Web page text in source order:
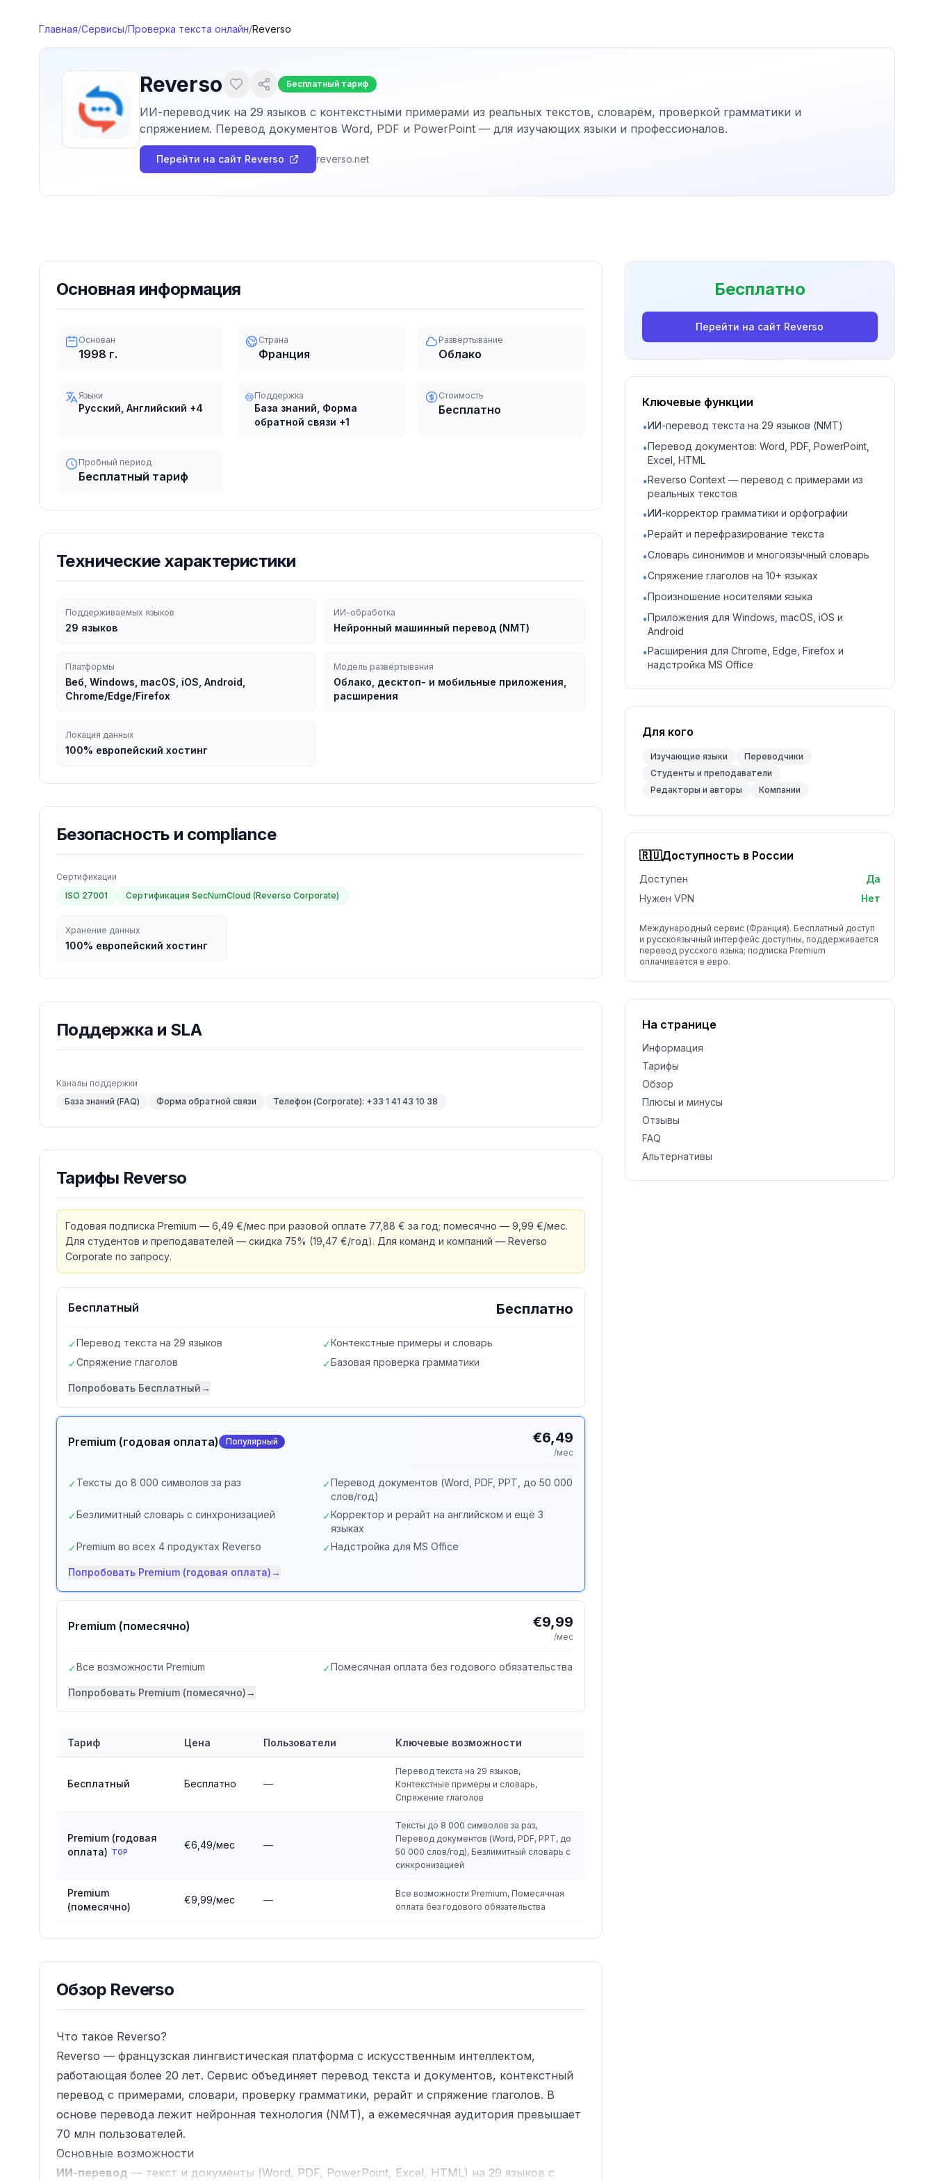
Главная/Сервисы/Проверка текста онлайн/Reverso
Reverso Бесплатный тариф
ИИ-переводчик на 29 языков с контекстными примерами из реальных текстов, словарём, проверкой грамматики и
спряжением. Перевод документов Word, PDF и PowerPoint — для изучающих языки и профессионалов.
Перейти на сайт Reverso reverso.net
Основная информация
Основан
1998 г.
Страна
Франция
Развёртывание
Облако
Языки
Русский, Английский +4
Поддержка
База знаний, Форма
обратной связи +1
Стоимость
Бесплатно
Пробный период
Бесплатный тариф
Технические характеристики
Поддерживаемых языков
29 языков
ИИ-обработка
Нейронный машинный перевод (NMT)
Платформы
Веб, Windows, macOS, iOS, Android,
Chrome/Edge/Firefox
Модель развёртывания
Облако, десктоп- и мобильные приложения,
расширения
Локация данных
100% европейский хостинг
Безопасность и compliance
Сертификации
ISO 27001
Сертификация SecNumCloud (Reverso Corporate)
Хранение данных
100% европейский хостинг
Поддержка и SLA
Каналы поддержки
База знаний (FAQ)
Форма обратной связи Телефон (Corporate): +33 1 41 43 10 38
Тарифы Reverso
Годовая подписка Premium — 6,49 €/мес при разовой оплате 77,88 € за год; помесячно — 9,99 €/мес.
Для студентов и преподавателей — скидка 75% (19,47 €/год). Для команд и компаний — Reverso
Corporate по запросу.
Бесплатный Бесплатно
✓Перевод текста на 29 языков ✓Контекстные примеры и словарь
✓Спряжение глаголов ✓Базовая проверка грамматики
Попробовать Бесплатный→
Premium (годовая оплата) Популярный €6,49
/мес
✓Тексты до 8 000 символов за раз ✓Перевод документов (Word, PDF, PPT, до 50 000
слов/год)
✓Безлимитный словарь с синхронизацией ✓Корректор и рерайт на английском и ещё 3
языках
✓Premium во всех 4 продуктах Reverso ✓Надстройка для MS Office
Попробовать Premium (годовая оплата)→
Premium (помесячно) €9,99
/мес
✓Все возможности Premium ✓Помесячная оплата без годового обязательства
Попробовать Premium (помесячно)→
Тариф Цена Пользователи Ключевые возможности
Бесплатный Бесплатно —
Перевод текста на 29 языков,
Контекстные примеры и словарь,
Спряжение глаголов
Premium (годовая
оплата)
TOP
€6,49/мес —
Тексты до 8 000 символов за раз,
Перевод документов (Word, PDF, PPT, до
50 000 слов/год), Безлимитный словарь с
синхронизацией
Premium
(помесячно)
€9,99/мес —
Все возможности Premium, Помесячная
оплата без годового обязательства
Обзор Reverso
Что такое Reverso?
Reverso — французская лингвистическая платформа с искусственным интеллектом,
работающая более 20 лет. Сервис объединяет перевод текста и документов, контекстный
перевод с примерами, словари, проверку грамматики, рерайт и спряжение глаголов. В
основе перевода лежит нейронная технология (NMT), а ежемесячная аудитория превышает
70 млн пользователей.
Основные возможности
ИИ-перевод — текст и документы (Word, PDF, PowerPoint, Excel, HTML) на 29 языков с
Бесплатно
Перейти на сайт Reverso
Ключевые функции
•ИИ-перевод текста на 29 языков (NMT)
•Перевод документов: Word, PDF, PowerPoint,
Excel, HTML
•Reverso Context — перевод с примерами из
реальных текстов
•ИИ-корректор грамматики и орфографии
•Рерайт и перефразирование текста
•Словарь синонимов и многоязычный словарь
•Спряжение глаголов на 10+ языках
•Произношение носителями языка
•Приложения для Windows, macOS, iOS и
Android
•Расширения для Chrome, Edge, Firefox и
надстройка MS Office
Для кого
Изучающие языки
Переводчики
Студенты и преподаватели
Редакторы и авторы
Компании
🇷🇺Доступность в России
Доступен
Да
Нужен VPN
Нет
Международный сервис (Франция). Бесплатный доступ
и русскоязычный интерфейс доступны, поддерживается
перевод русского языка; подписка Premium
оплачивается в евро.
На странице
Информация
Тарифы
Обзор
Плюсы и минусы
Отзывы
FAQ
Альтернативы